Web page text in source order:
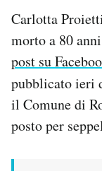
CALENDARIO
AREA
Area
Notifiche
Carlotta
morto a 80
post su
pubblicato ieri
il Comune di
posto per